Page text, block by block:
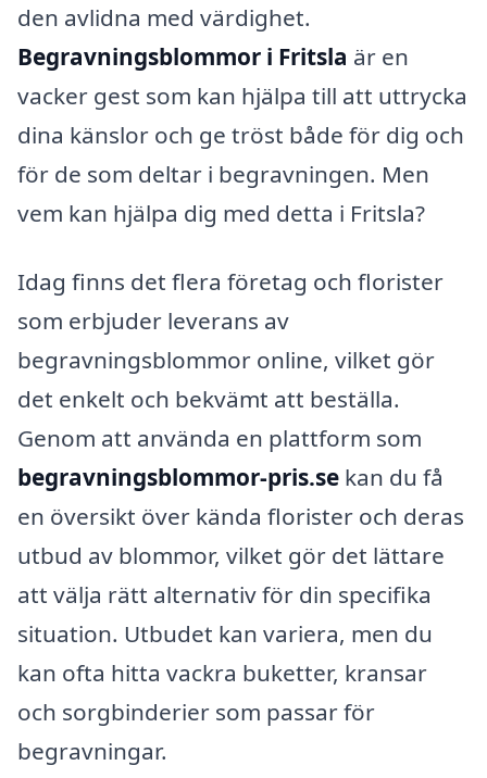
den avlidna med värdighet.
Begravningsblommor i Fritsla är en
vacker gest som kan hjälpa till att uttrycka
dina känslor och ge tröst både för dig och
för de som deltar i begravningen. Men
vem kan hjälpa dig med detta i Fritsla?
Idag finns det flera företag och florister
som erbjuder leverans av
begravningsblommor online, vilket gör
det enkelt och bekvämt att beställa.
Genom att använda en plattform som
begravningsblommor-pris.se kan du få
en översikt över kända florister och deras
utbud av blommor, vilket gör det lättare
att välja rätt alternativ för din specifika
situation. Utbudet kan variera, men du
kan ofta hitta vackra buketter, kransar
och sorgbinderier som passar för
begravningar.